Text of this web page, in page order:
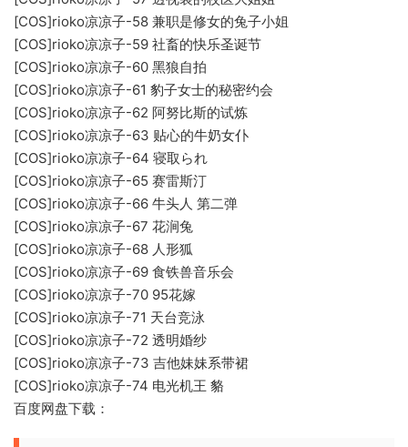
[COS]rioko凉凉子-58 兼职是修女的兔子小姐
[COS]rioko凉凉子-59 社畜的快乐圣诞节
[COS]rioko凉凉子-60 黑狼自拍
[COS]rioko凉凉子-61 豹子女士的秘密约会
[COS]rioko凉凉子-62 阿努比斯的试炼
[COS]rioko凉凉子-63 贴心的牛奶女仆
[COS]rioko凉凉子-64 寝取られ
[COS]rioko凉凉子-65 赛雷斯汀
[COS]rioko凉凉子-66 牛头人 第二弹
[COS]rioko凉凉子-67 花涧兔
[COS]rioko凉凉子-68 人形狐
[COS]rioko凉凉子-69 食铁兽音乐会
[COS]rioko凉凉子-70 95花嫁
[COS]rioko凉凉子-71 天台竞泳
[COS]rioko凉凉子-72 透明婚纱
[COS]rioko凉凉子-73 吉他妹妹系带裙
[COS]rioko凉凉子-74 电光机王 貉
百度网盘下载：